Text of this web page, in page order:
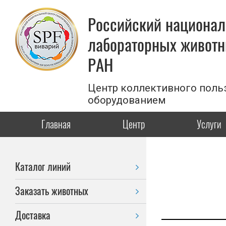
Российский
лабораторных
РАН
Центр коллективного
оборудованием
Главная Центр Услуги
Каталог линий
Заказать животных
Доставка